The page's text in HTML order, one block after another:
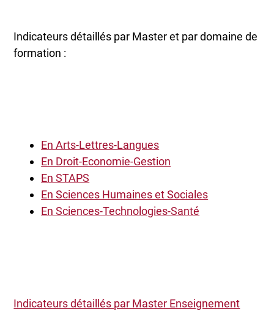
Indicateurs détaillés par Master et par domaine de
formation :
En Arts-Lettres-Langues
En Droit-Economie-Gestion
En STAPS
En Sciences Humaines et Sociales
En Sciences-Technologies-Santé
Indicateurs détaillés par Master Enseignement